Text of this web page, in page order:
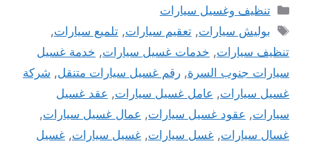
التصنيفات
تنظيف وغسيل سيارات
الوسوم
بوليش سيارات,تعقيم سيارات,تلميع سيارات,
تنظيف سيارات, خدمات غسيل سيارات, خدمة غسيل
سيارات جنوب السرة, رقم غسيل سيارات متنقل, شركة
غسيل سيارات, عامل غسيل سيارات, عقد غسيل
سيارات, عقود غسيل سيارات, عمال غسيل سيارات,
غسال سيارات, غسل سيارات, غسيل سيارات, غسيل